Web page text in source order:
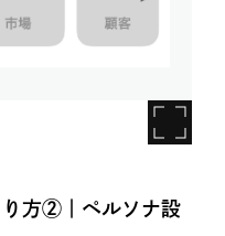
り方②｜ペルソナ設